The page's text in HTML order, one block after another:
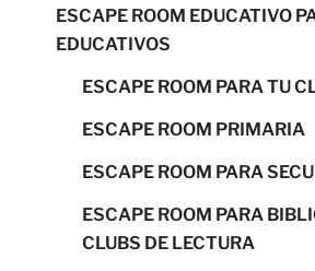
ESCAPE ROOM EDUCATIVO
EDUCATIVOS
ESCAPE ROOM PARA TU
ESCAPE ROOM PRIMARIA
ESCAPE ROOM PARA
ESCAPE ROOM PARA
CLUBS DE LECTURA